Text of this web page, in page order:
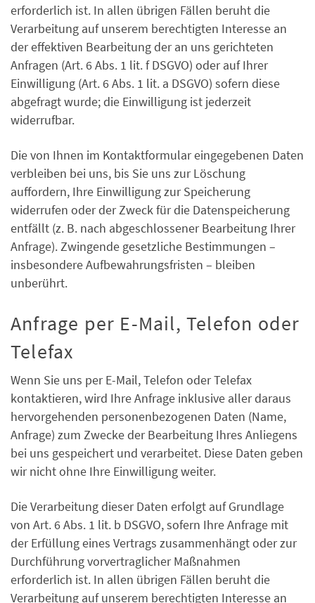
erforderlich ist. In allen übrigen Fällen beruht die
Verarbeitung auf unserem berechtigten Interesse an
der effektiven Bearbeitung der an uns gerichteten
Anfragen (Art. 6 Abs. 1 lit. f DSGVO) oder auf Ihrer
Einwilligung (Art. 6 Abs. 1 lit. a DSGVO) sofern diese
abgefragt wurde; die Einwilligung ist jederzeit
widerrufbar.
Die von Ihnen im Kontaktformular eingegebenen Daten
verbleiben bei uns, bis Sie uns zur Löschung
auffordern, Ihre Einwilligung zur Speicherung
widerrufen oder der Zweck für die Datenspeicherung
entfällt (z. B. nach abgeschlossener Bearbeitung Ihrer
Anfrage). Zwingende gesetzliche Bestimmungen –
insbesondere Aufbewahrungsfristen – bleiben
unberührt.
Anfrage per E-Mail, Telefon oder
Telefax
Wenn Sie uns per E-Mail, Telefon oder Telefax
kontaktieren, wird Ihre Anfrage inklusive aller daraus
hervorgehenden personenbezogenen Daten (Name,
Anfrage) zum Zwecke der Bearbeitung Ihres Anliegens
bei uns gespeichert und verarbeitet. Diese Daten geben
wir nicht ohne Ihre Einwilligung weiter.
Die Verarbeitung dieser Daten erfolgt auf Grundlage
von Art. 6 Abs. 1 lit. b DSGVO, sofern Ihre Anfrage mit
der Erfüllung eines Vertrags zusammenhängt oder zur
Durchführung vorvertraglicher Maßnahmen
erforderlich ist. In allen übrigen Fällen beruht die
Verarbeitung auf unserem berechtigten Interesse an